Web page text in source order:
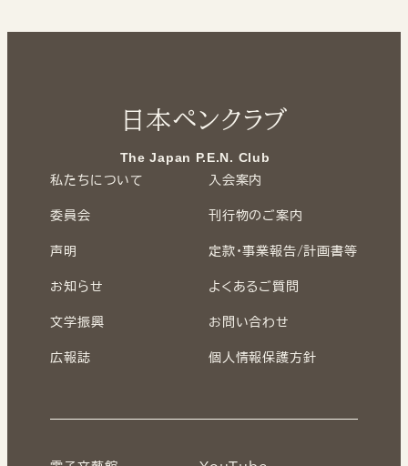
日本ペンクラブ
The Japan P.E.N. Club
私たちについて
委員会
声明
お知らせ
文学振興
広報誌
入会案内
刊行物のご案内
定款・事業報告/計画書等
よくあるご質問
お問い合わせ
個人情報保護方針